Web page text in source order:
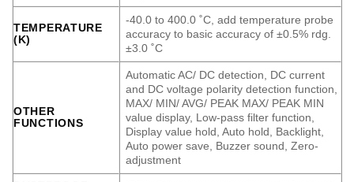
TEMPERATURE
(K)
-40.0 to 400.0 ˚C, add temperature probe
accuracy to basic accuracy of ±0.5% rdg.
±3.0 ˚C
OTHER
FUNCTIONS
Automatic AC/ DC detection, DC current
and DC voltage polarity detection function,
MAX/ MIN/ AVG/ PEAK MAX/ PEAK MIN
value display, Low-pass filter function,
Display value hold, Auto hold, Backlight,
Auto power save, Buzzer sound, Zero-
adjustment